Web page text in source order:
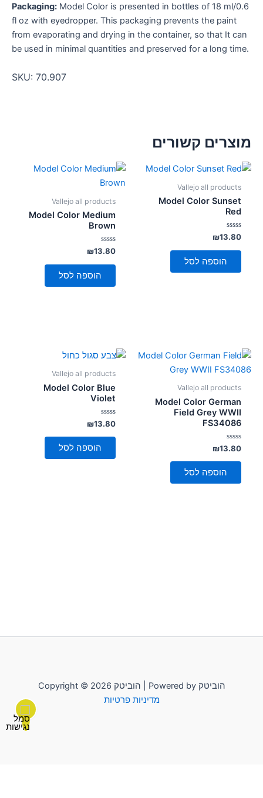
Packaging: Model Color is presented in bottles of 18 ml/0.6
fl oz with eyedropper. This packaging prevents the paint
from evaporating and drying in the container, so that It can
be used in minimal quantities and preserved for a long time.
SKU: 70.907
מוצרים קשורים
Vallejo all products
Model Color Sunset
Red
דורג
0
מתוך
₪13.80
הוספה לסל
Vallejo all products
Model Color Medium
Brown
דורג
0
מתוך
₪13.80
הוספה לסל
Vallejo all products
Model Color German
Field Grey WWII
FS34086
דורג
0
מתוך
₪13.80
הוספה לסל
Vallejo all products
Model Color Blue
Violet
דורג
0
מתוך
₪13.80
הוספה לסל
Copyright © 2026 הוביטק | Powered by הוביטק
מדיניות פרטיות